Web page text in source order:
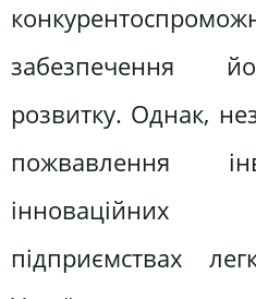
забезпечення
розвитку. Однак,
пожвавлення
підприємствах